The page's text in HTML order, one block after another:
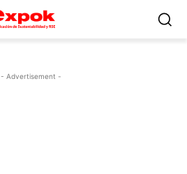
- Advertisement -